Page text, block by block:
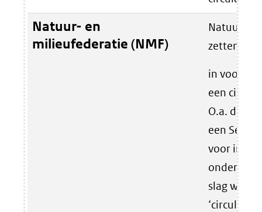
Natuur- en
milieufederatie (NMF)
Natuur en
zetten
in voor de
een
O.a. door
een
voor
slag
‘circulair’.